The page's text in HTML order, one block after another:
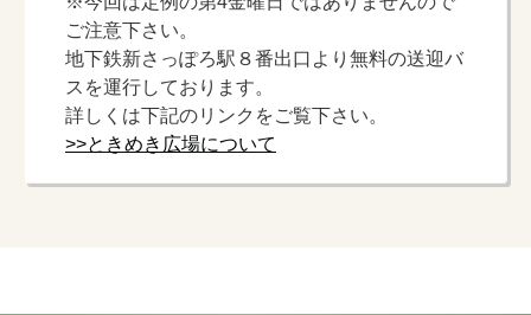
ご注意下さい。
地下鉄新さっぽろ駅８番出口より無料の送迎バ
スを運行しております。
詳しくは下記のリンクをご覧下さい。
>>ときめき広場について